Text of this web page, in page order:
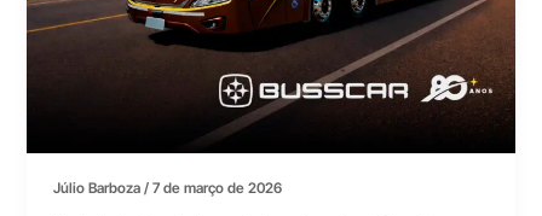
Júlio Barboza/7 de março de 2026